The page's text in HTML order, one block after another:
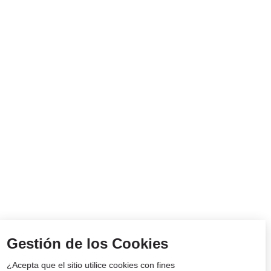
Gestión de los Cookies
¿Acepta que el sitio utilice cookies con fines